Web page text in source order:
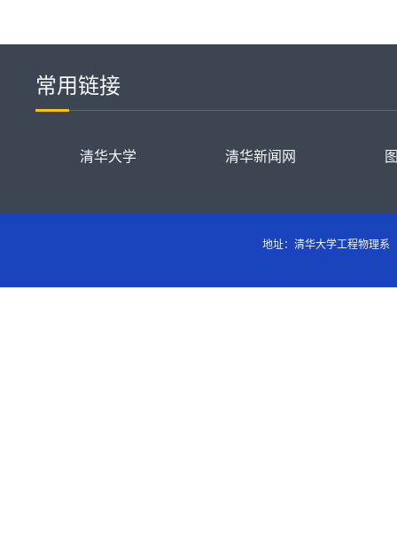
常用链接
清华大学 清华新闻网
地址：清华大学工程物理系